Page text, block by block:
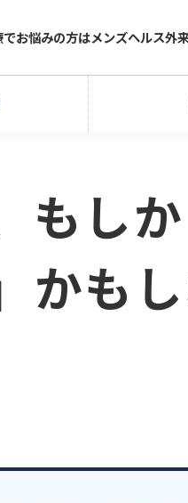
お悩みの方はメンズヘルス外
もし
かもし